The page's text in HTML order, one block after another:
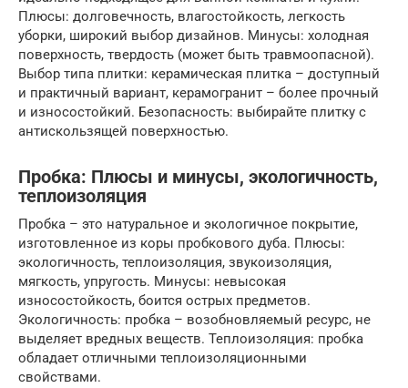
Плюсы: долговечность, влагостойкость, легкость
уборки, широкий выбор дизайнов. Минусы: холодная
поверхность, твердость (может быть травмоопасной).
Выбор типа плитки: керамическая плитка – доступный
и практичный вариант, керамогранит – более прочный
и износостойкий. Безопасность: выбирайте плитку с
антискользящей поверхностью.
Пробка: Плюсы и минусы, экологичность,
теплоизоляция
Пробка – это натуральное и экологичное покрытие,
изготовленное из коры пробкового дуба. Плюсы:
экологичность, теплоизоляция, звукоизоляция,
мягкость, упругость. Минусы: невысокая
износостойкость, боится острых предметов.
Экологичность: пробка – возобновляемый ресурс, не
выделяет вредных веществ. Теплоизоляция: пробка
обладает отличными теплоизоляционными
свойствами.